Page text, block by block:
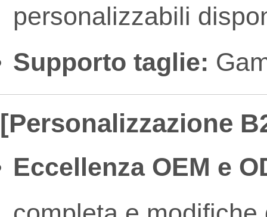
personalizzabili
Supporto taglie:
[Personalizzazione
Eccellenza OEM e